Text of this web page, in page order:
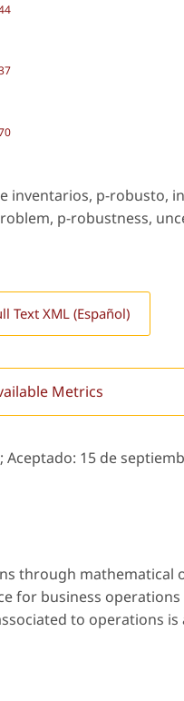
inventarios, p-robusto,
p-robustness,
Text XML (Español)
Metrics
Aceptado: 15 de
through mathematical
for business
to operations